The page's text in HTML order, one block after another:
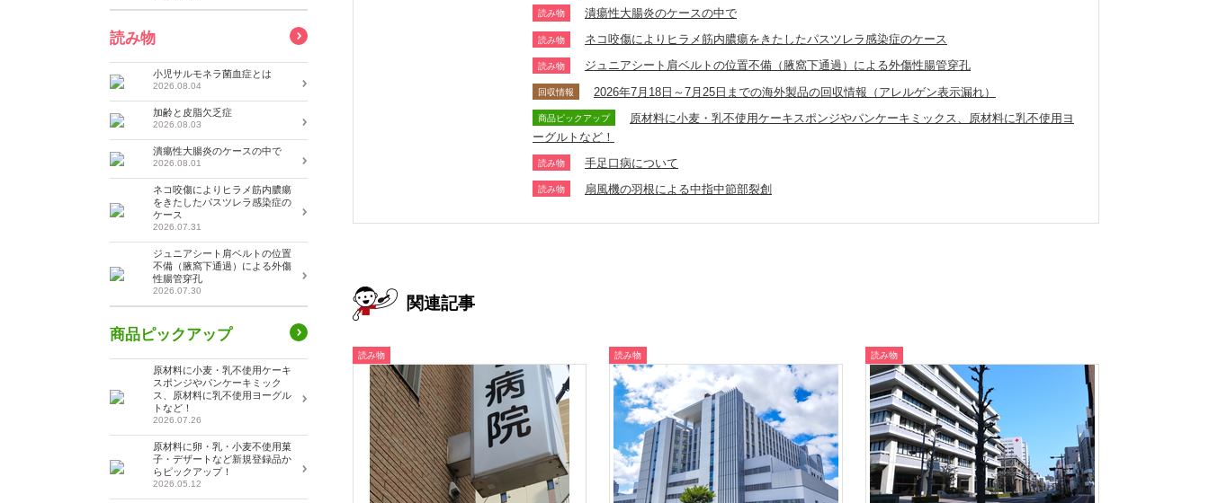
読み物 潰瘍性大腸炎のケースの中で
読み物 ネコ咬傷によりヒラメ筋内膿瘍をきたしたパスツレラ感染症のケース
読み物 ジュニアシート肩ベルトの位置不備（腋窩下通過）による外傷性腸管穿孔
回収情報 2026年7月18日～7月25日までの海外製品の回収情報（アレルゲン表示漏れ）
商品ピックアップ
原材料に小麦・乳不使用ケーキスポンジやパンケーキミックス、原材料に乳不使用ヨ
ーグルトなど！
読み物 手足口病について
読み物 扇風機の羽根による中指中節部裂創
関連記事
読み物 読み物 読み物
読み物
小児サルモネラ菌血症とは
2026.08.04
加齢と皮脂欠乏症
2026.08.03
潰瘍性大腸炎のケースの中で
2026.08.01
ネコ咬傷によりヒラメ筋内膿瘍
をきたしたパスツレラ感染症の
ケース
2026.07.31
ジュニアシート肩ベルトの位置
不備（腋窩下通過）による外傷
性腸管穿孔
2026.07.30
商品ピックアップ
原材料に小麦・乳不使用ケーキ
スポンジやパンケーキミック
ス、原材料に乳不使用ヨーグル
トなど！
2026.07.26
原材料に卵・乳・小麦不使用菓
子・デザートなど新規登録品か
らピックアップ！
2026.05.12